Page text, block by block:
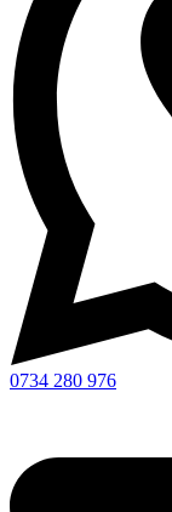
0734 280 976